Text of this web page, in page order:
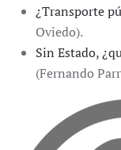
¿Transporte
Oviedo).
Sin Estado,
(Fernando